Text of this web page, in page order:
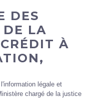
DES
DE LA
À
légale et
chargé de la justice